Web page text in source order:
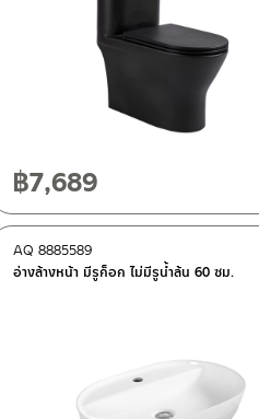
฿7,689
อ่างล้างหน้า มีรูก็อก ไม่มีรูน้ำล้น 60 ซม.
AQ 8885589